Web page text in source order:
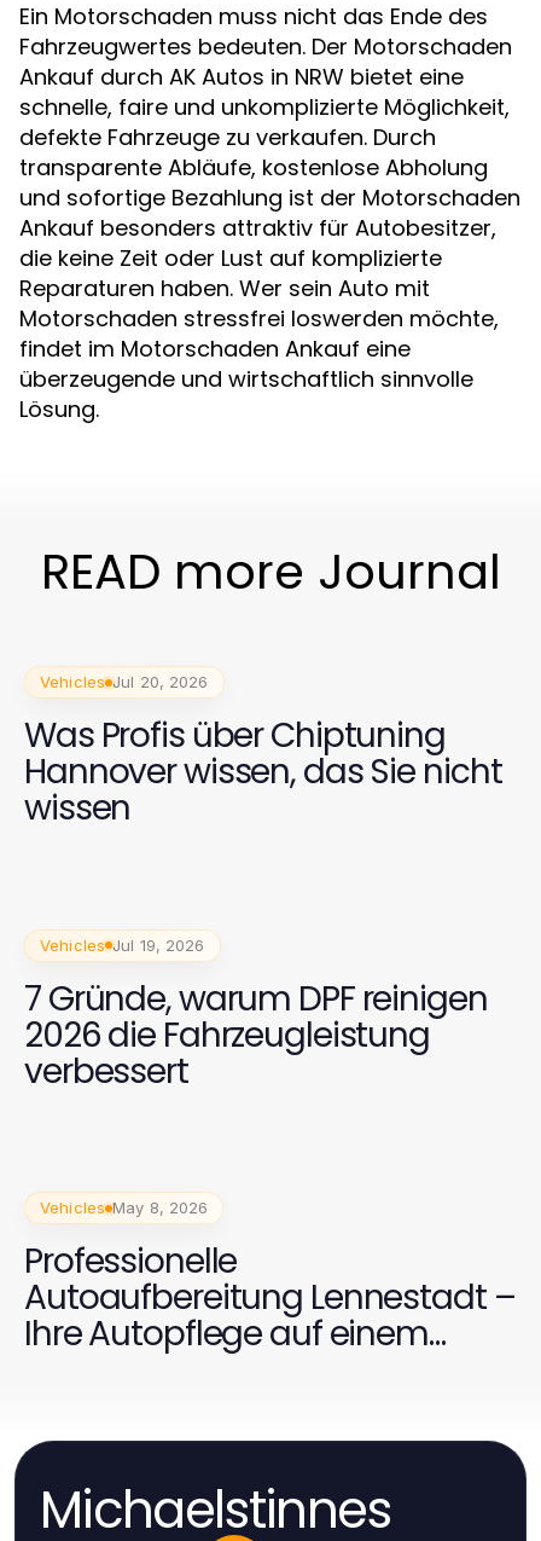
Ein Motorschaden muss nicht das Ende des
Fahrzeugwertes bedeuten. Der Motorschaden
Ankauf durch AK Autos in NRW bietet eine
schnelle, faire und unkomplizierte Möglichkeit,
defekte Fahrzeuge zu verkaufen. Durch
transparente Abläufe, kostenlose Abholung
und sofortige Bezahlung ist der Motorschaden
Ankauf besonders attraktiv für Autobesitzer,
die keine Zeit oder Lust auf komplizierte
Reparaturen haben. Wer sein Auto mit
Motorschaden stressfrei loswerden möchte,
findet im Motorschaden Ankauf eine
überzeugende und wirtschaftlich sinnvolle
Lösung.
READ more Journal
Vehicles Jul 20, 2026
Was Profis über Chiptuning
Hannover wissen, das Sie nicht
wissen
Vehicles Jul 19, 2026
7 Gründe, warum DPF reinigen
2026 die Fahrzeugleistung
verbessert
Vehicles May 8, 2026
Professionelle
Autoaufbereitung Lennestadt –
Ihre Autopflege auf einem
Michaelstinnes